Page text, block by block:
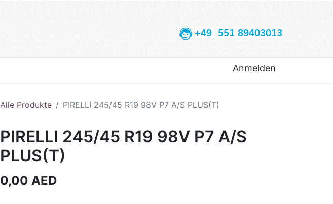
+49 551 89403013
Anmelden
Alle Produkte PIRELLI 245/45 R19 98V P7 A/S PLUS(T)
PIRELLI 245/45 R19 98V P7 A/S
PLUS(T)
0,00 AED